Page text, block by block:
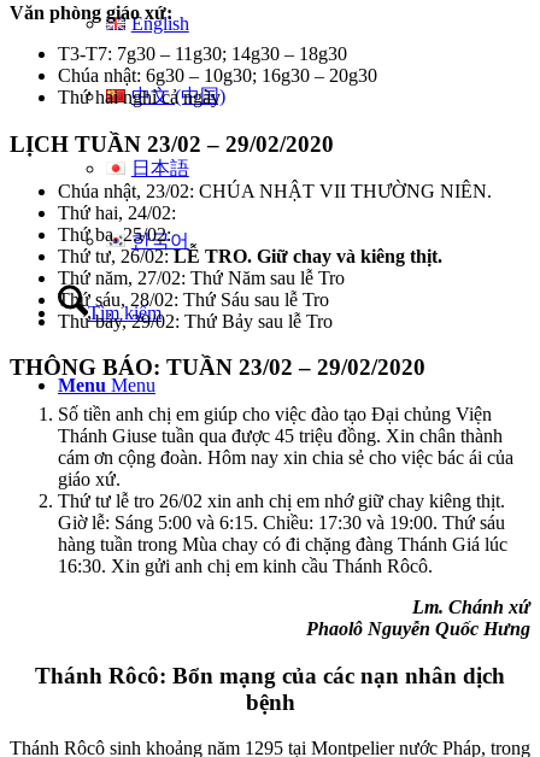
English
中文 (中国)
日本語
한국어
Tìm kiếm
Menu Menu
Văn phòng giáo xứ:
T3-T7: 7g30 – 11g30; 14g30 – 18g30
Chúa nhật: 6g30 – 10g30; 16g30 – 20g30
Thứ hai nghỉ cả ngày
LỊCH TUẦN 23/02 – 29/02/2020
Chúa nhật, 23/02: CHÚA NHẬT VII THƯỜNG NIÊN.
Thứ hai, 24/02:
Thứ ba, 25/02:
Thứ tư, 26/02:LỄ TRO. Giữ chay và kiêng thịt.
Thứ năm, 27/02: Thứ Năm sau lễ Tro
Thứ sáu, 28/02: Thứ Sáu sau lễ Tro
Thứ bảy, 29/02: Thứ Bảy sau lễ Tro
THÔNG BÁO: TUẦN 23/02 – 29/02/2020
Số tiền anh chị em giúp cho việc đào tạo Đại chủng Viện
Thánh Giuse tuần qua được 45 triệu đồng. Xin chân thành
cám ơn cộng đoàn. Hôm nay xin chia sẻ cho việc bác ái của
giáo xứ.
Thứ tư lễ tro 26/02 xin anh chị em nhớ giữ chay kiêng thịt.
Giờ lễ: Sáng 5:00 và 6:15. Chiều: 17:30 và 19:00. Thứ sáu
hàng tuần trong Mùa chay có đi chặng đàng Thánh Giá lúc
16:30. Xin gửi anh chị em kinh cầu Thánh Rôcô.
Lm. Chánh xứ
Phaolô Nguyễn Quốc Hưng
Thánh Rôcô: Bổn mạng của các nạn nhân dịch
bệnh
Thánh Rôcô sinh khoảng năm 1295 tại Montpelier nước Pháp, trong